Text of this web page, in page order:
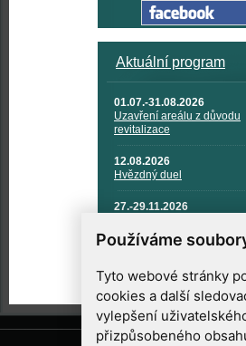
Používáme
Tyto webové stránky
cookies a další
vylepšení
přizpůsobeného
Aktuální program
01.07.-31.08.2026
Uzavření areálu z důvodu
revitalizace
12.08.2026
Hvězdný duel
27.-29.11.2026
TECHNIKA A KOSMICKÉ
TECHNOLOGIE